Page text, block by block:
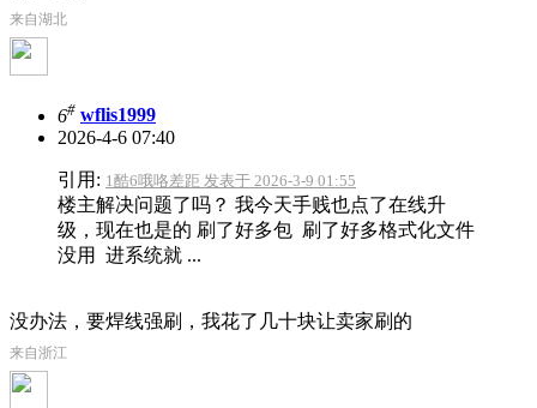
来自湖北
6# wflis1999
2026-4-6 07:40
引用: 1酷6哦咯差距 发表于 2026-3-9 01:55
楼主解决问题了吗？ 我今天手贱也点了在线升
级，现在也是的 刷了好多包 刷了好多格式化文件
没用 进系统就 ...
没办法，要焊线强刷，我花了几十块让卖家刷的
来自浙江